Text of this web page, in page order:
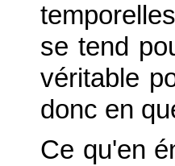
se tend
véritable
donc en
Ce qu'en